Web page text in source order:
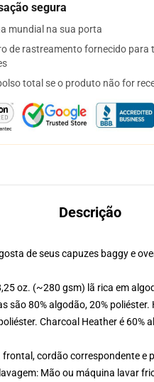
segura
mundial na sua porta
de rastreamento fornecido para
total se o produto não for
Descrição
de seus capuzes baggy e
oz. (~280 gsm) lã rica em
são 80% algodão, 20% poliéster.
Charcoal Heather é 60%
frontal, cordão correspondente e
Mão ou máquina lavar